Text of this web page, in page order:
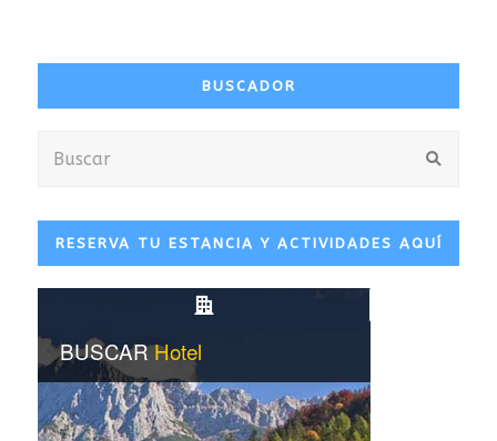
BUSCADOR
RESERVA TU ESTANCIA Y ACTIVIDADES AQUÍ